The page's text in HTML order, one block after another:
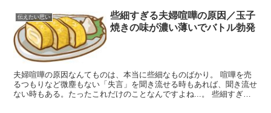
伝えたい思い
些細すぎる夫婦喧嘩の原因／玉子
焼きの味が濃い薄いでバトル勃発
夫婦喧嘩の原因なんてものは、本当に些細なものばかり。 喧嘩を売
るつもりなど微塵もない「失言」を聞き流せる時もあれば、聞き流せ
ない時もある。たったこれだけのことなんですよね...。 些細すぎる